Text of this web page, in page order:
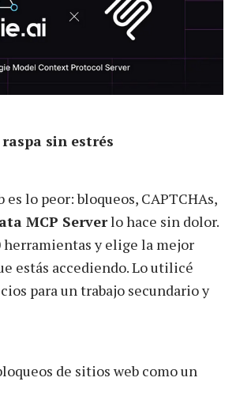
sin estrés
es lo peor: bloqueos, CAPTCHAs,
MCP Serverlo hace sin dolor.
herramientas y elige la mejor
estás accediendo. Lo utilicé
para un trabajo secundario y
de sitios web como un